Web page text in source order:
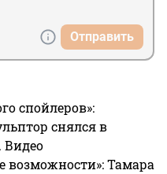
Отправить
спойлеров»:
снялся в
Видео
возможности»: Тамара